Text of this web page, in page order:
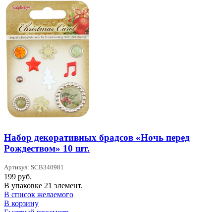
Набор декоративных брадсов «Ночь перед
Рождеством» 10 шт.
Артикул: SCB340981
199 руб.
В упаковке 21 элемент.
В список желаемого
В корзину